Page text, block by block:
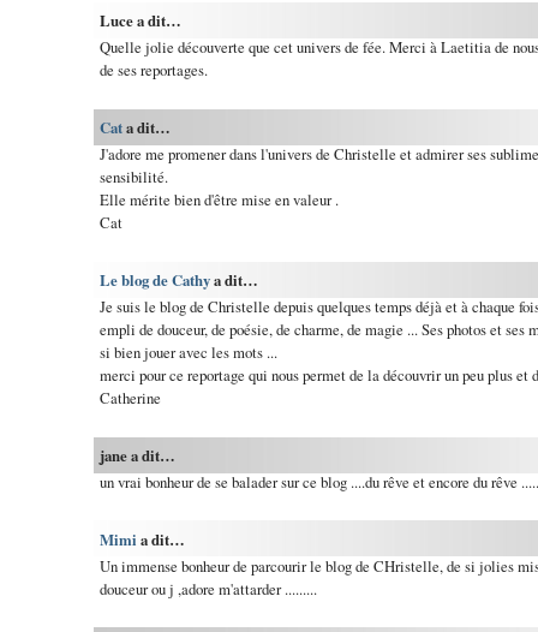
Luce a dit…
Quelle jolie découverte que cet univers de fée. Merci à Laetitia de
de ses reportages.
Cata dit…
J'adore me promener dans l'univers de Christelle et admirer ses
sensibilité.
Elle mérite bien d'être mise en valeur .
Cat
Le blog de Cathya dit…
Je suis le blog de Christelle depuis quelques temps déjà et à chaque
empli de douceur, de poésie, de charme, de magie ... Ses photos et
si bien jouer avec les mots ...
merci pour ce reportage qui nous permet de la découvrir un peu plus et
Catherine
jane a dit…
un vrai bonheur de se balader sur ce blog ....du rêve et encore du rêve .....
Mimi a dit…
Un immense bonheur de parcourir le blog de CHristelle, de si jolies
douceur ou j ,adore m'attarder .........